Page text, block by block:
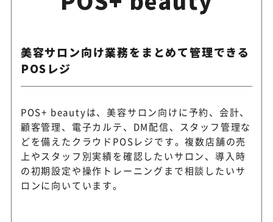
美容サロン向け業務をまとめて管理できる
POSレジ
POS+ beautyは、美容サロン向けに予約、会計、
顧客管理、電子カルテ、DM配信、スタッフ管理な
どを備えたクラウドPOSレジです。複数店舗の売
上やスタッフ別実績を確認したいサロン、導入時
の初期設定や操作トレーニングまで相談したいサ
ロンに向いています。